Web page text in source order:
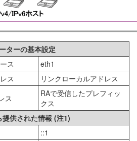
ターの基本設定
ス
eth1
ス
リンクローカルアドレス
ス
RAで受信したプレフィッ
クス
提供された情報 (注1)
::1